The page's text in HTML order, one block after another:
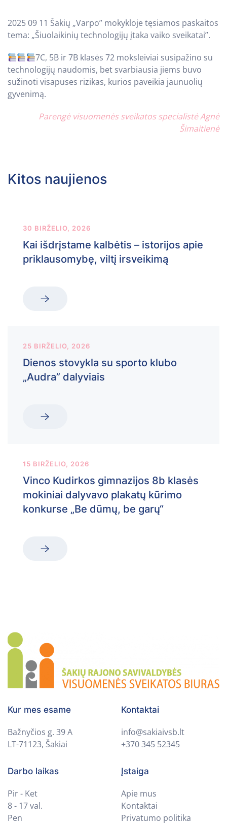
2025 09 11 Šakių „Varpo” mokykloje tęsiamos paskaitos
tema: „Šiuolaikinių technologijų įtaka vaiko sveikatai”.
7C, 5B ir 7B klasės 72 moksleiviai susipažino su
technologijų naudomis, bet svarbiausia jiems buvo
sužinoti visapuses rizikas, kurios paveikia jaunuolių
gyvenimą.
Parengė visuomenės sveikatos specialistė Agnė
Šimaitienė
Kitos naujienos
30 BIRŽELIO, 2026
Kai išdrįstame kalbėtis – istorijos apie
priklausomybę, viltį irsveikimą
25 BIRŽELIO, 2026
Dienos stovykla su sporto klubo
„Audra” dalyviais
15 BIRŽELIO, 2026
Vinco Kudirkos gimnazijos 8b klasės
mokiniai dalyvavo plakatų kūrimo
konkurse „Be dūmų, be garų“
Kur mes esame
Bažnyčios g. 39 A
LT-71123, Šakiai
Kontaktai
info@sakiaivsb.lt
+370 345 52345
Darbo laikas
Pir - Ket
8 - 17 val.
Pen
Įstaiga
Apie mus
Kontaktai
Privatumo politika